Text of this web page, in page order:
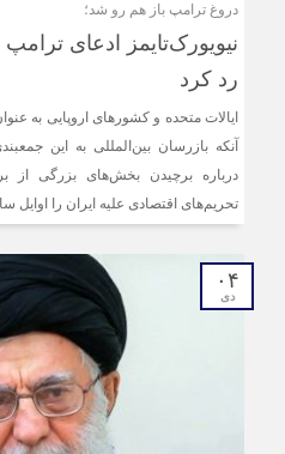
دروغ ترامپ باز هم رو شد؛
نیویورک‌تایمز ادعای ترامپ
رد کرد
ایالات متحده و کشورهای اروپایی به
آنکه بازرسان بین‌المللی به این
درباره برچیدن بخش‌های بزرگی از
تحریم‌های اقتصادی علیه ایران را اوایل سال ۲۰۱۶ لغو
۰۴
دی